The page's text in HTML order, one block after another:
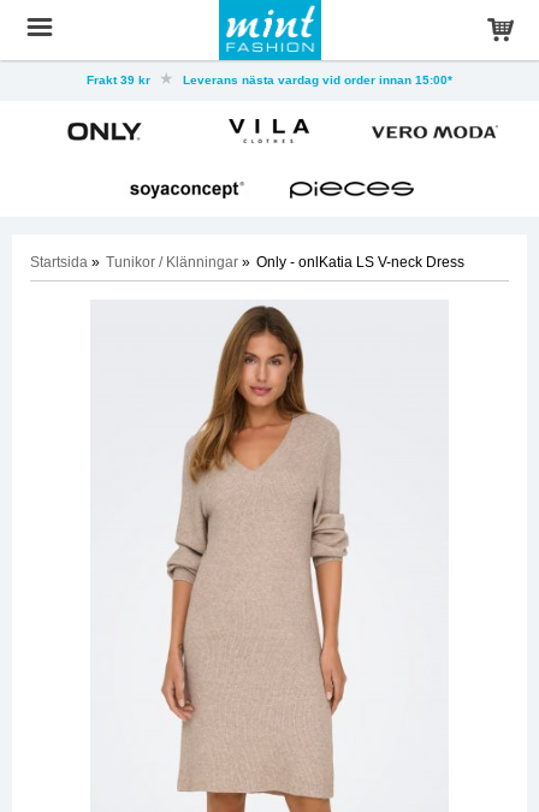
Frakt 39 kr Leverans nästa vardag vid order innan 15:00*
Startsida » Tunikor / Klänningar » Only - onlKatia LS V-neck Dress